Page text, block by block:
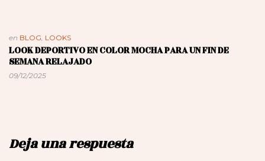
en BLOG, LOOKS
LOOK DEPORTIVO EN COLOR MOCHA PARA UN FIN DE
SEMANA RELAJADO
09/12/2025
Deja una respuesta